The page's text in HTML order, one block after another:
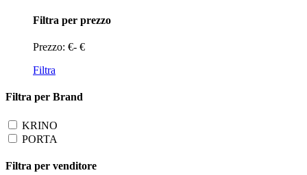
Filtra per prezzo
Prezzo: €- €
Filtra
Filtra per Brand
KRINO
PORTA
Filtra per venditore